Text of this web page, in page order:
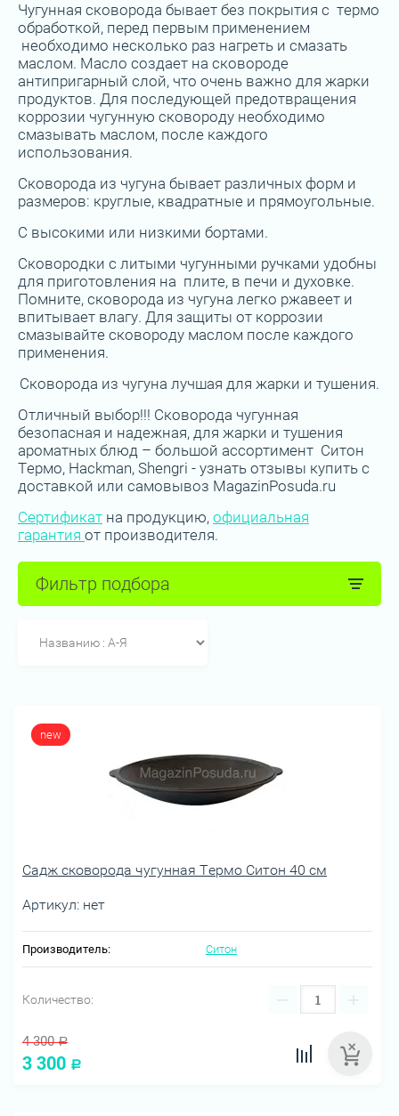
Чугунная сковорода бывает без покрытия с термо
обработкой, перед первым применением
необходимо несколько раз нагреть и смазать
маслом. Масло создает на сковороде
антипригарный слой, что очень важно для жарки
продуктов. Для последующей предотвращения
коррозии чугунную сковороду необходимо
смазывать маслом, после каждого
использования.
Сковорода из чугуна бывает различных форм и
размеров: круглые, квадратные и прямоугольные.
С высокими или низкими бортами.
Сковородки с литыми чугунными ручками удобны
для приготовления на плите, в печи и духовке.
Помните, сковорода из чугуна легко ржавеет и
впитывает влагу. Для защиты от коррозии
смазывайте сковороду маслом после каждого
применения.
Сковорода из чугуна лучшая для жарки и тушения.
Отличный выбор!!! Сковорода чугунная
безопасная и надежная, для жарки и тушения
ароматных блюд – большой ассортимент Ситон
Термо, Hackman, Shengri - узнать отзывы купить с
доставкой или самовывоз MagazinPosuda.ru
Сертификат на продукцию, официальная
гарантия от производителя.
Фильтр подбора
new
Садж сковорода чугунная Термо Ситон 40 см
Артикул: нет
Производитель: Ситон
Количество: − +
4 300 Р
3 300 Р